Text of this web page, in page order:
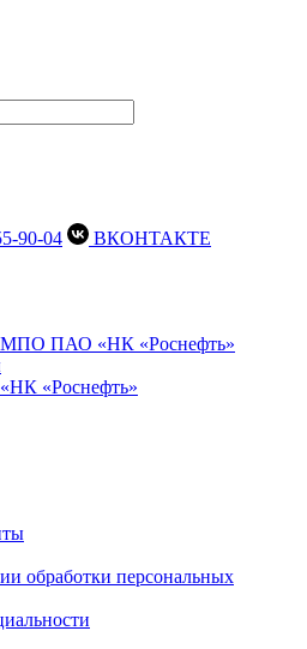
90-04
ВКОНТАКТЕ
МПО ПАО «НК «Роснефть»
«Роснефть»
обработки персональных